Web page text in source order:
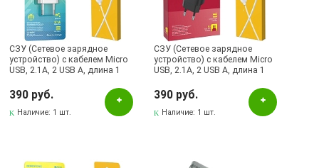
СЗУ (Сетевое зарядное
устройство) с кабелем Micro
USB, 2.1A, 2 USB A, длина 1
390 руб.
Наличие: 1 шт.
СЗУ (Сетевое зарядное
устройство) с кабелем Micro
USB, 2.1A, 2 USB A, длина 1
390 руб.
Наличие: 1 шт.